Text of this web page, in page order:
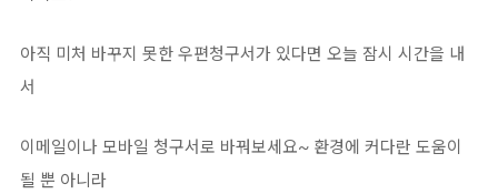
아직 미처 바꾸지 못한 우편청구서가 있다면 오늘 잠시 시간을 내
서
이메일이나 모바일 청구서로 바꿔보세요~ 환경에 커다란 도움이
될 뿐 아니라